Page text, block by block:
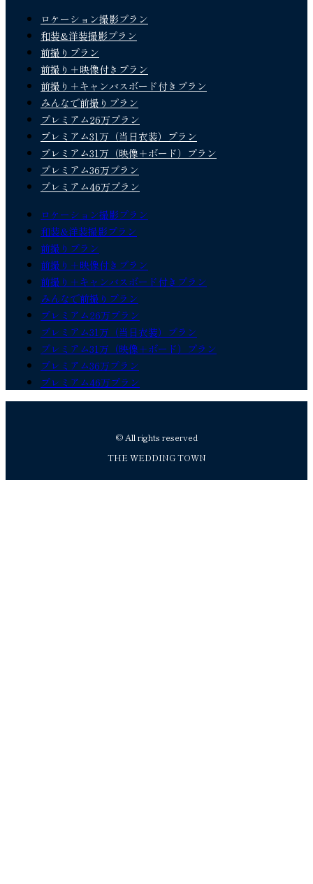
ロケーション撮影プラン
和装&洋装撮影プラン
前撮りプラン
前撮り＋映像付きプラン
前撮り＋キャンバスボード付きプラン
みんなで前撮りプラン
プレミアム26万プラン
プレミアム31万（当日衣装）プラン
プレミアム31万（映像＋ボード）プラン
プレミアム36万プラン
プレミアム46万プラン
ロケーション撮影プラン
和装&洋装撮影プラン
前撮りプラン
前撮り＋映像付きプラン
前撮り＋キャンバスボード付きプラン
みんなで前撮りプラン
プレミアム26万プラン
プレミアム31万（当日衣装）プラン
プレミアム31万（映像＋ボード）プラン
プレミアム36万プラン
プレミアム46万プラン
© All rights reserved
THE WEDDING TOWN